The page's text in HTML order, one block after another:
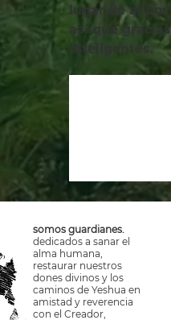
lugar de al
así que
inteligentes.
somos guardianes.
dedicados a sanar el
alma humana,
restaurar nuestros
dones divinos y los
caminos de Yeshua en
amistad y reverencia
con el Creador,